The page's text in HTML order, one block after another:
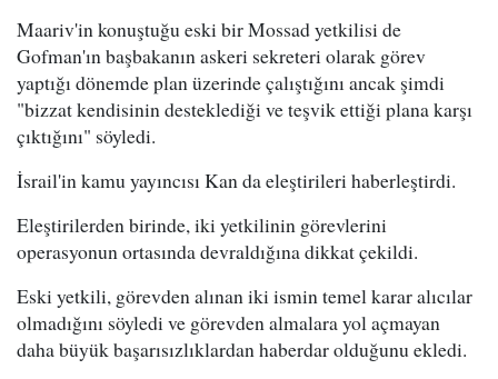
Maariv'in konuştuğu eski bir Mossad yetkilisi de
Gofman'ın başbakanın askeri sekreteri olarak görev
yaptığı dönemde plan üzerinde çalıştığını ancak şimdi
"bizzat kendisinin desteklediği ve teşvik ettiği plana karşı
çıktığını" söyledi.
İsrail'in kamu yayıncısı Kan da eleştirileri haberleştirdi.
Eleştirilerden birinde, iki yetkilinin görevlerini
operasyonun ortasında devraldığına dikkat çekildi.
Eski yetkili, görevden alınan iki ismin temel karar alıcılar
olmadığını söyledi ve görevden almalara yol açmayan
daha büyük başarısızlıklardan haberdar olduğunu ekledi.